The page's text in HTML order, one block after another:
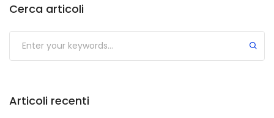
Cerca articoli
Articoli recenti